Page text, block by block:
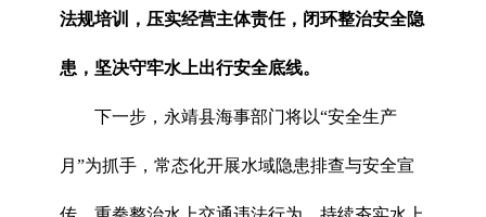
法规培训，压实经营主体责任，闭环整治安全隐
患，坚决守牢水上出行安全底线。
下一步，永靖县海事部门将以“安全生产
月”为抓手，常态化开展水域隐患排查与安全宣